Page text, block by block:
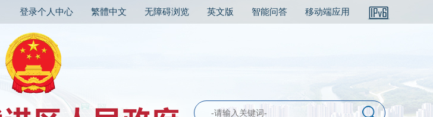
登录个人中心 繁體中文 无障碍浏览 英文版 智能问答 移动端应用